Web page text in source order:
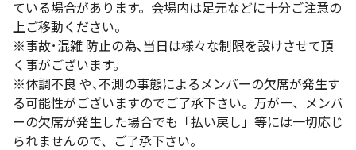
ている場合があります。会場内は足元などに十分ご注意の
上ご移動ください。
※事故･混雑 防止の為､当日は様々な制限を設けさせて頂
く事がございます。
※体調不良 や､不測の事態によるメンバーの欠席が発生す
る可能性がございますのでご了承下さい。万が一、メンバ
ーの欠席が発生した場合でも「払い戻し」等には一切応じ
られませんので、ご了承下さい。